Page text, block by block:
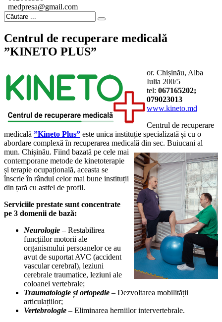
medpresa@gmail.com
Centrul de recuperare medicală
”KINETO PLUS”
or. Chișinău, Alba
Iulia 200/5
tel: 067165202;
079023013
www.kineto.md
Centrul de recuperare
medicală ”Kineto Plus” este unica instituție specializată și cu o
abordare complexă în recuperarea medicală din sec. Buiucani al
mun. Chișinău. Fiind bazată pe cele mai
contemporane metode de kinetoterapie
și terapie ocupațională, aceasta se
înscrie în rândul celor mai bune instituții
din țară cu astfel de profil.
Serviciile prestate sunt concentrate
pe 3 domenii de bază:
Neurologie – Restabilirea
funcțiilor motorii ale
organismului persoanelor ce au
avut de suportat AVC (accident
vascular cerebral), leziuni
cerebrale traumatice, leziuni ale
coloanei vertebrale;
Traumatologie și ortopedie – Dezvoltarea mobilității
articulațiilor;
Vertebrologie – Eliminarea herniilor intervertebrale.